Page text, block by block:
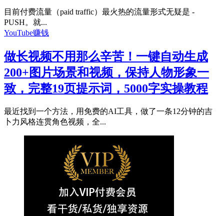
目前付费流量（paid traffic）最火热的流量形式无疑是 -
PUSH。就...
YouTube赚钱
做长视频不用那么辛苦！一键自动生成
200+图片场景和视频，保持人物形象一
致，完整19页提示词，5000字实操教程
最近找到一个方法，用免费的AI工具，做了一条12分钟的吉
卜力风格连贯角色视频，全...